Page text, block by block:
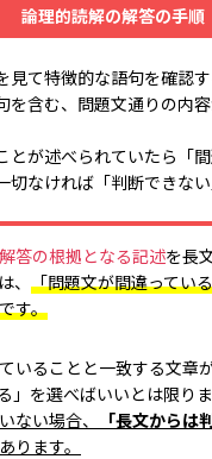
論理的読解の解答の手順
見て特徴的な語句を確認
を含む、問題文通りの内
とが述べられていたら「間
切なければ「判断できない
解答の根拠となる記述を長
「問題文が間違ってい
す。
いることと一致する文章
」を選べばいいとは限りま
ない場合、
「長文からは
ります。